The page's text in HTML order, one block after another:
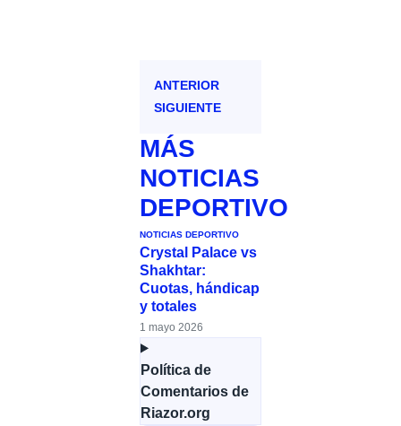
ANTERIOR
SIGUIENTE
MÁS
NOTICIAS
DEPORTIVO
NOTICIAS DEPORTIVO
Crystal Palace vs
Shakhtar:
Cuotas, hándicap
y totales
1 mayo 2026
Política de
Comentarios de
Riazor.org